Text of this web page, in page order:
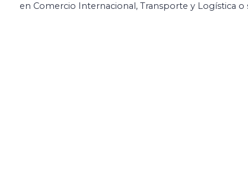
en Comercio Internacional, Transporte y Logística o